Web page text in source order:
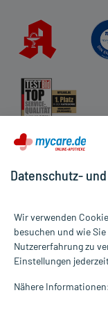
Alle Preise gelten
Informationen auf
die Untersuchung
Datenschutz-
Wir verwenden
besuchen und wie
Nutzererfahrung zu
Einstellungen
Nähere Informationen: